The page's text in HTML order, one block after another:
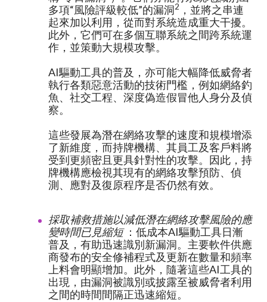
多項“風險評級較低”的漏洞2 ，並將之串連
起來加以利用，從而對系統造成重大干擾。
此外，它們可在多個互聯系統之間跨系統運
作，並策動大規模攻擊。
AI驅動工具的普及，亦可能大幅降低威脅者
執行各類惡意活動的技術門檻，例如網絡釣
魚、社交工程、深度偽造假冒他人身分及偵
察。
這些發展為潛在網絡攻擊的速度和規模增添
了新維度，而持牌機構、其員工及客戶料將
受到更頻密且更具針對性的攻擊。因此，持
牌機構應檢視其現有的網絡攻擊預防、偵
測、應對及復原程序是否仍然有效。
採取補救措施以減低潛在網絡攻擊風險的應
變時間已見縮短 ：低成本AI驅動工具日漸
普及，有助迅速識別新漏洞。主要軟件供應
商發布的安全修補程式及更新在數量和頻率
上料會明顯增加。此外，隨著這些AI工具的
出現，由漏洞被識別或披露至被威脅者利用
之間的時間間隔正迅速縮短。